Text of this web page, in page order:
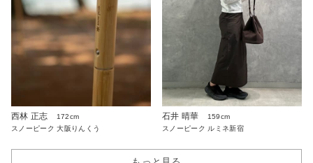
西林 正志
172cm
スノーピーク 大阪りんくう
石井 晴華
159cm
スノーピーク ルミネ新宿